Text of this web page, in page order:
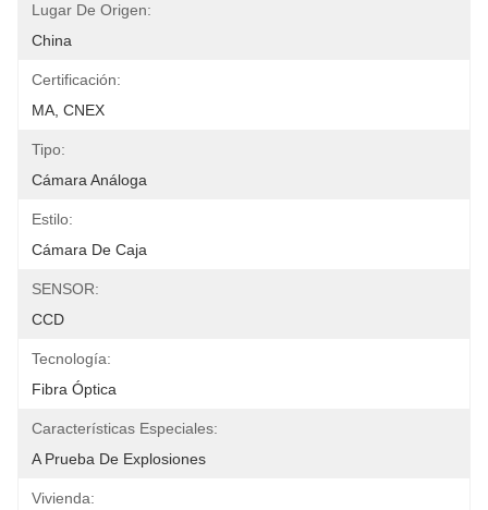
Lugar De Origen:
China
Certificación:
MA, CNEX
Tipo:
Cámara Análoga
Estilo:
Cámara De Caja
SENSOR:
CCD
Tecnología:
Fibra Óptica
Características Especiales:
A Prueba De Explosiones
Vivienda: